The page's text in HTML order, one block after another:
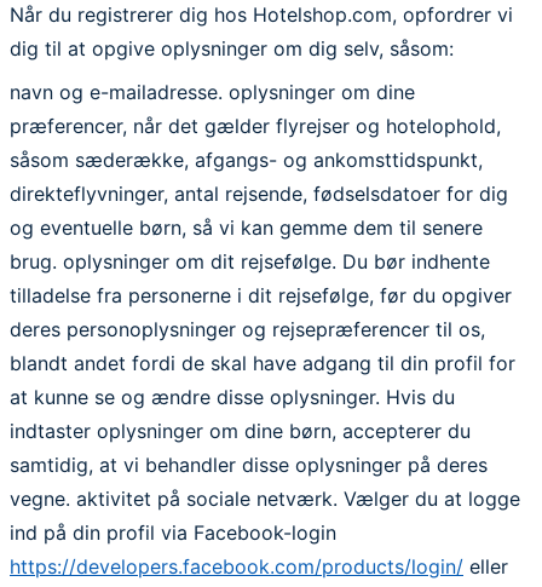
Når du registrerer dig hos Hotelshop.com, opfordrer vi
dig til at opgive oplysninger om dig selv, såsom:
navn og e-mailadresse. oplysninger om dine
præferencer, når det gælder flyrejser og hotelophold,
såsom sæderække, afgangs- og ankomsttidspunkt,
direkteflyvninger, antal rejsende, fødselsdatoer for dig
og eventuelle børn, så vi kan gemme dem til senere
brug. oplysninger om dit rejsefølge. Du bør indhente
tilladelse fra personerne i dit rejsefølge, før du opgiver
deres personoplysninger og rejsepræferencer til os,
blandt andet fordi de skal have adgang til din profil for
at kunne se og ændre disse oplysninger. Hvis du
indtaster oplysninger om dine børn, accepterer du
samtidig, at vi behandler disse oplysninger på deres
vegne. aktivitet på sociale netværk. Vælger du at logge
ind på din profil via Facebook-login
https://developers.facebook.com/products/login/ eller